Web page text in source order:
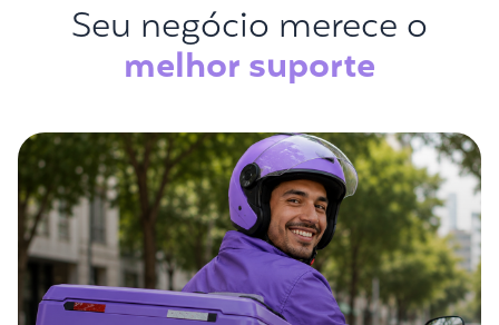
Seu negócio merece o
melhor suporte